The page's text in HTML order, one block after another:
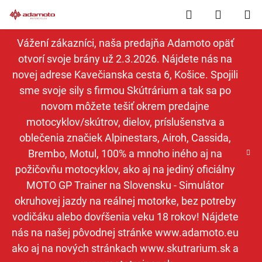
na
obsah
Vážení zákazníci, naša predajňa Adamoto opäť
otvorí svoje brány už 2.3.2026. Nájdete nás na
novej adrese Kavečianska cesta 6, Košice. Spojili
sme svoje sily s firmou Skútrárium a tak sa po
novom môžete tešiť okrem predajne
motocyklov/skútrov, dielov, príslušenstva a
oblečenia značiek Alpinestars, Airoh, Cassida,
Brembo, Motul, 100% a mnoho iného aj na
požičovňu motocyklov, ako aj na jediný oficiálny
MOTO GP Trainer na Slovensku - Simulátor
okruhovej jazdy na reálnej motorke, bez potreby
vodičáku alebo dovŕšenia veku 18 rokov! Nájdete
nás na našej pôvodnej stránke www.adamoto.eu
ako aj na nových stránkach www.skutrarium.sk a
Hľadať
KOŠÍK